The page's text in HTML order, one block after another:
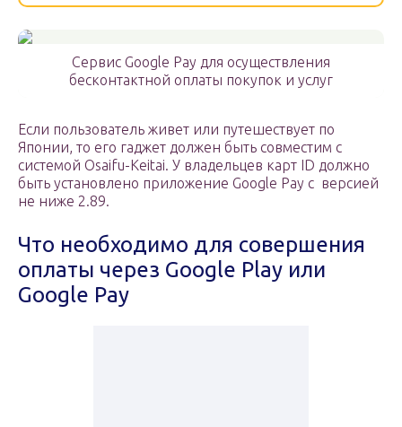
Сервис Google Pay для осуществления
бесконтактной оплаты покупок и услуг
Если пользователь живет или путешествует по
Японии, то его гаджет должен быть совместим с
системой Osaifu-Keitai. У владельцев карт ID должно
быть установлено приложение Google Pay с версией
не ниже 2.89.
Что необходимо для совершения
оплаты через Google Play или
Google Pay